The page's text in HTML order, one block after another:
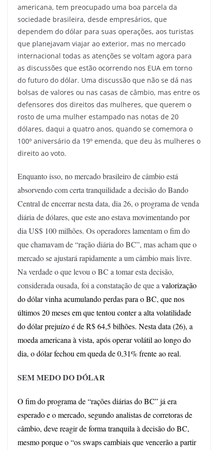
americana, tem preocupado uma boa parcela da
sociedade brasileira, desde empresários, que
dependem do dólar para suas operações, aos turistas
que planejavam viajar ao exterior, mas no mercado
internacional todas as atenções se voltam agora para
as discussões que estão ocorrendo nos EUA em torno
do futuro do dólar. Uma discussão que não se dá nas
bolsas de valores ou nas casas de câmbio, mas entre os
defensores dos direitos das mulheres, que querem o
rosto de uma mulher estampado nas notas de 20
dólares, daqui a quatro anos, quando se comemora o
100º aniversário da 19º emenda, que deu às mulheres o
direito ao voto.
Enquanto isso, no mercado brasileiro de câmbio está
absorvendo com certa tranquilidade a decisão do Bando
Central de encerrar nesta data, dia 26, o programa de venda
diária de dólares, que este ano estava movimentando por
dia US$ 100 milhões. Os operadores lamentam o fim do
que chamavam de “ração diária do BC”, mas acham que o
mercado se ajustará rapidamente a um câmbio mais livre.
Na verdade o que levou o BC a tomar esta decisão,
considerada ousada, foi a constatação de que a valorização
do dólar vinha acumulando perdas para o BC, que nos
últimos 20 meses em que tentou conter a alta volatilidade
do dólar prejuízo é de R$ 64,5 bilhões. Nesta data (26), a
moeda americana à vista, após operar volátil ao longo do
dia, o dólar fechou em queda de 0,31% frente ao real.
SEM MEDO DO DÓLAR
O fim do programa de “rações diárias do BC” já era
esperado e o mercado, segundo analistas de corretoras de
câmbio, deve reagir de forma tranquila à decisão do BC,
mesmo porque o “os swaps cambiais que vencerão a partir